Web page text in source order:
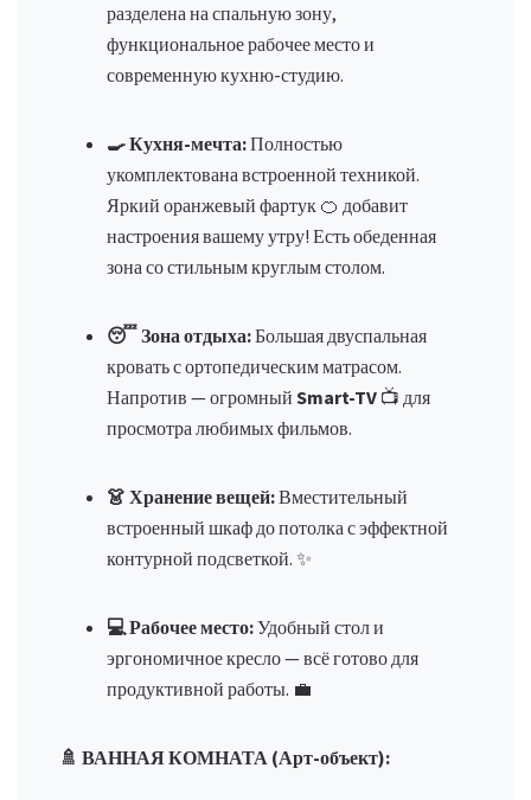
разделена на спальную зону,
функциональное рабочее место и
современную кухню-студию.
🍳 Кухня-мечта:Полностью
укомплектована встроенной техникой.
Яркий оранжевый фартук 🍊 добавит
настроения вашему утру! Есть обеденная
зона со стильным круглым столом.
😴 Зона отдыха:Большая двуспальная
кровать с ортопедическим матрасом.
Напротив — огромный Smart-TV 📺 для
просмотра любимых фильмов.
👗 Хранение вещей:Вместительный
встроенный шкаф до потолка с эффектной
контурной подсветкой. ✨
💻 Рабочее место:Удобный стол и
эргономичное кресло — всё готово для
продуктивной работы. 💼
🚿 ВАННАЯ КОМНАТА (Арт-объект):